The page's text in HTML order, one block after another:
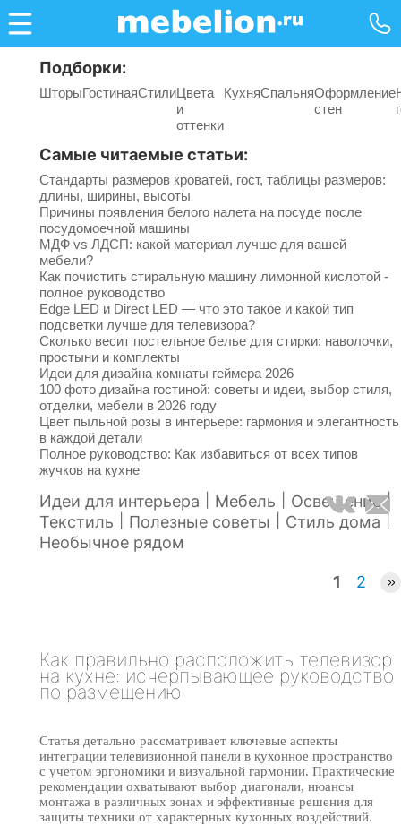
Подборки:
ШторыГостинаяСтилиЦвета
и
оттенки
КухняСпальняОформление
стен
Самые читаемые статьи:
Стандарты размеров кроватей, гост, таблицы размеров:
длины, ширины, высоты
Причины появления белого налета на посуде после
посудомоечной машины
МДФ vs ЛДСП: какой материал лучше для вашей
мебели?
Как почистить стиральную машину лимонной кислотой -
полное руководство
Edge LED и Direct LED — что это такое и какой тип
подсветки лучше для телевизора?
Сколько весит постельное белье для стирки: наволочки,
простыни и комплекты
Идеи для дизайна комнаты геймера 2026
100 фото дизайна гостиной: советы и идеи, выбор стиля,
отделки, мебели в 2026 году
Цвет пыльной розы в интерьере: гармония и элегантность
в каждой детали
Полное руководство: Как избавиться от всех типов
жучков на кухне
Идеи для интерьера Мебель Освещение |
Текстиль Полезные советы Стиль дома
Необычное рядом
1 2
Как правильно расположить телевизор
на кухне: исчерпывающее руководство
по размещению
Статья детально рассматривает ключевые аспекты
интеграции телевизионной панели в кухонное пространство
с учетом эргономики и визуальной гармонии. Практические
рекомендации охватывают выбор диагонали, нюансы
монтажа в различных зонах и эффективные решения для
защиты техники от характерных кухонных воздействий.